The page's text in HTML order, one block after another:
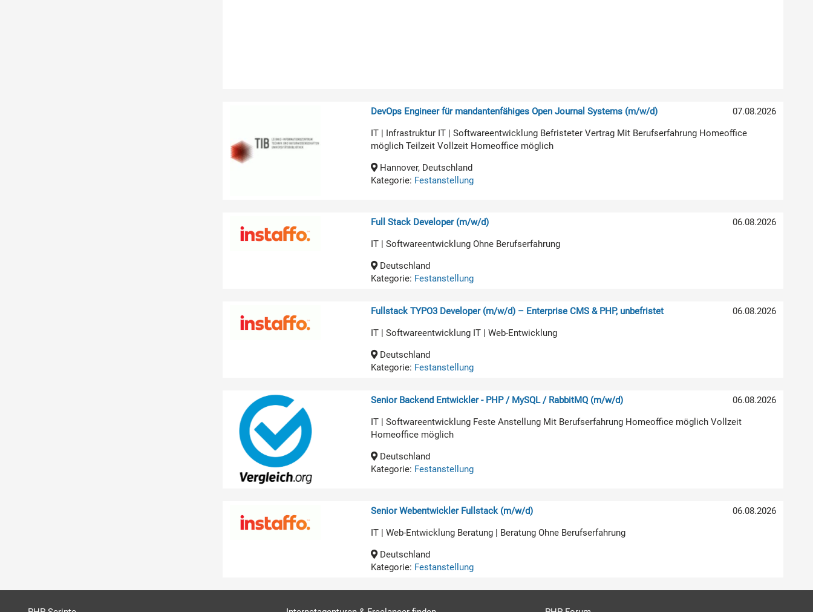
07.08.2026
DevOps Engineer für mandantenfähiges Open Journal Systems (m/w/d)
IT | Infrastruktur IT | Softwareentwicklung Befristeter Vertrag Mit Berufserfahrung Homeoffice
möglich Teilzeit Vollzeit Homeoffice möglich
Hannover, Deutschland
Kategorie: Festanstellung
06.08.2026
Full Stack Developer (m/w/d)
IT | Softwareentwicklung Ohne Berufserfahrung
Deutschland
Kategorie: Festanstellung
06.08.2026
Fullstack TYPO3 Developer (m/w/d) – Enterprise CMS & PHP, unbefristet
IT | Softwareentwicklung IT | Web-Entwicklung
Deutschland
Kategorie: Festanstellung
06.08.2026
Senior Backend Entwickler - PHP / MySQL / RabbitMQ (m/w/d)
IT | Softwareentwicklung Feste Anstellung Mit Berufserfahrung Homeoffice möglich Vollzeit
Homeoffice möglich
Deutschland
Kategorie: Festanstellung
06.08.2026
Senior Webentwickler Fullstack (m/w/d)
IT | Web-Entwicklung Beratung | Beratung Ohne Berufserfahrung
Deutschland
Kategorie: Festanstellung